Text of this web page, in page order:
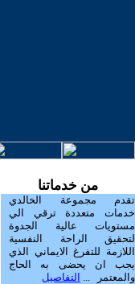
من خدماتنا
تقدم مجموعة الخالدي
خدمات متعددة ترقي الي
مستويات عالية الجدوة
لتحقيق الراحة النفسية
اللازمة للتفرغ الايماني الذي
يجب ان يحضى به الحاج
والمعتمر ... التفاصيل